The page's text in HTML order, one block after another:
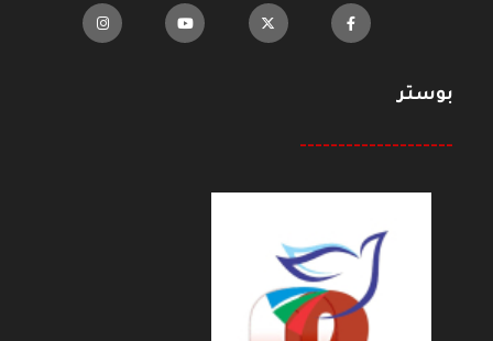
بوستر
--------------------